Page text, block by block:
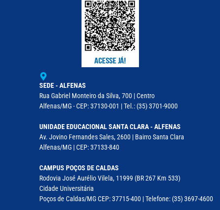
SEDE - ALFENAS
Rua Gabriel Monteiro da Silva, 700 | Centro
Alfenas/MG - CEP: 37130-001 | Tel.: (35) 3701-9000
UNIDADE EDUCACIONAL SANTA CLARA - ALFENAS
Av. Jovino Fernandes Sales, 2600 | Bairro Santa Clara
Alfenas/MG | CEP: 37133-840
CAMPUS POÇOS DE CALDAS
Rodovia José Aurélio Vilela, 11999 (BR 267 Km 533)
Cidade Universitária
Poços de Caldas/MG CEP: 37715-400 | Telefone: (35) 3697-4600